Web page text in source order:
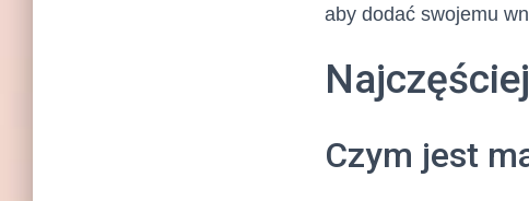
aby dodać swojemu
Czym jest